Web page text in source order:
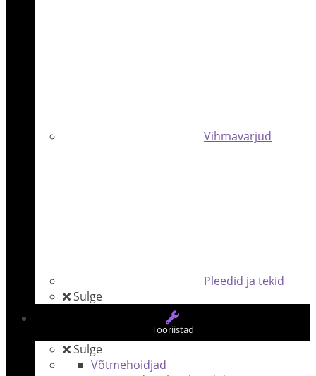
Vihmavarjud
Pleedid ja tekid
Sulge
Tööriistad
Sulge
Võtmehoidjad